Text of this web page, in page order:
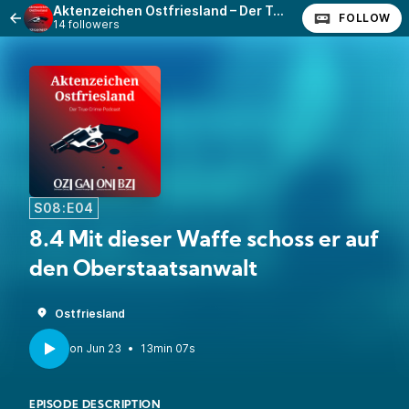
Aktenzeichen Ostfriesland – Der True-Crime-Podcast
14 followers FOLLOW
S08:E04
8.4 Mit dieser Waffe schoss er auf
den Oberstaatsanwalt
Ostfriesland
• 13min 07s
EPISODE DESCRIPTION